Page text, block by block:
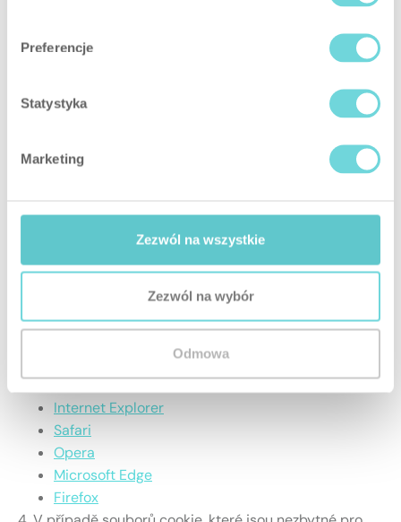
Preferencje
Statystyka
Marketing
Zezwól na wszystkie
Zezwól na wybór
Odmowa
na webových stránkách;
2. Panel souborů cookie:
obsahuje podrobné informace o souborech cookie
stranách;
3. Uživatel může kdykoli smazat soubory cookie a
změnit nastavení souborů cookie (např. zablokovat
některé soubory cookie) také pomocí nastavení svého
internetového prohlížeče. Podrobné informace o
nastavení zvoleného internetového prohlížeče, např:
Chrome
Internet Explorer
Safari
Opera
Microsoft Edge
Firefox